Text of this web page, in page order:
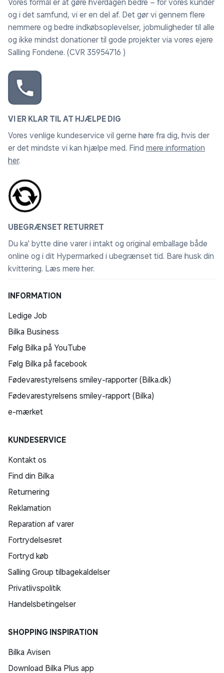
Vores formål er at gøre hverdagen bedre – for vores kunder
og i det samfund, vi er en del af. Det gør vi gennem flere
nemmere og bedre indkøbsoplevelser, jobmuligheder til alle
og ikke mindst donationer til gode projekter via vores ejere
Salling Fondene. (CVR 35954716 )
VI ER KLAR TIL AT HJÆLPE DIG
Vores venlige kundeservice vil gerne høre fra dig, hvis der
er det mindste vi kan hjælpe med. Find mere information
her.
UBEGRÆNSET RETURRET
Du ka' bytte dine varer i intakt og original emballage både
online og i dit Hypermarked i ubegrænset tid. Bare husk din
kvittering. Læs mere her.
INFORMATION
Ledige Job
Bilka Business
Følg Bilka på YouTube
Følg Bilka på facebook
Fødevarestyrelsens smiley-rapporter (Bilka.dk)
Fødevarestyrelsens smiley-rapport (Bilka)
e-mærket
KUNDESERVICE
Kontakt os
Find din Bilka
Returnering
Reklamation
Reparation af varer
Fortrydelsesret
Fortryd køb
Salling Group tilbagekaldelser
Privatlivspolitik
Handelsbetingelser
SHOPPING INSPIRATION
Bilka Avisen
Download Bilka Plus app